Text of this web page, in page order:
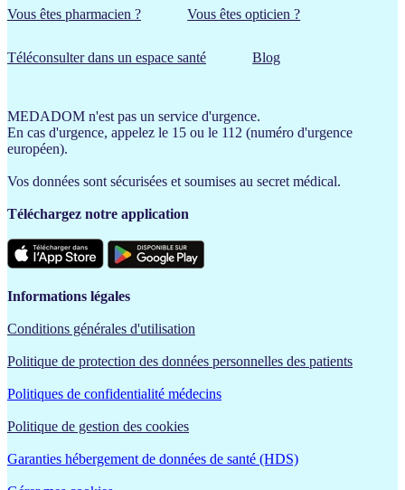
Vous êtes pharmacien ? Vous êtes opticien ?
Téléconsulter dans un espace santé Blog
MEDADOM n'est pas un service d'urgence.
En cas d'urgence, appelez le 15 ou le 112 (numéro d'urgence
européen).
Vos données sont sécurisées et soumises au secret médical.
Téléchargez notre application
Informations légales
Conditions générales d'utilisation
Politique de protection des données personnelles des patients
Politiques de confidentialité médecins
Politique de gestion des cookies
Garanties hébergement de données de santé (HDS)